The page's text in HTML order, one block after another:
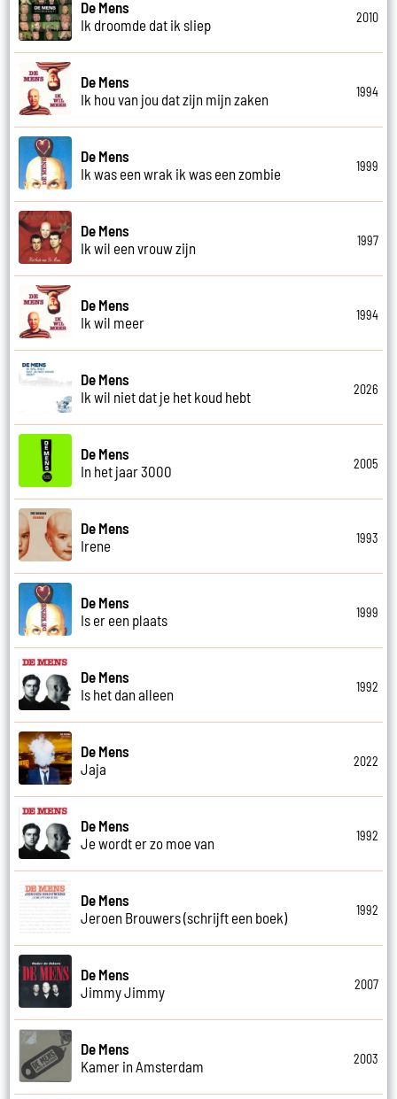
De Mens
Ik droomde dat ik sliep
2010
De Mens
Ik hou van jou dat zijn mijn zaken
1994
De Mens
Ik was een wrak ik was een zombie
1999
De Mens
Ik wil een vrouw zijn
1997
De Mens
Ik wil meer
1994
De Mens
Ik wil niet dat je het koud hebt
2026
De Mens
In het jaar 3000
2005
De Mens
Irene
1993
De Mens
Is er een plaats
1999
De Mens
Is het dan alleen
1992
De Mens
Jaja
2022
De Mens
Je wordt er zo moe van
1992
De Mens
Jeroen Brouwers (schrijft een boek)
1992
De Mens
Jimmy Jimmy
2007
De Mens
Kamer in Amsterdam
2003